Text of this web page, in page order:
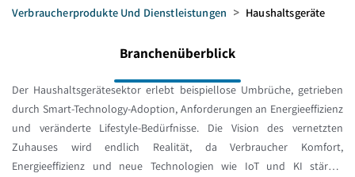
Verbraucherprodukte Und Dienstleistungen > Haushaltsgeräte
Branchenüberblick
Der Haushaltsgerätesektor erlebt beispiellose Umbrüche, getrieben
durch Smart-Technology-Adoption, Anforderungen an Energieeffizienz
und veränderte Lifestyle-Bedürfnisse. Die Vision des vernetzten
Zuhauses wird endlich Realität, da Verbraucher Komfort,
Energieeffizienz und neue Technologien wie IoT und KI stärker